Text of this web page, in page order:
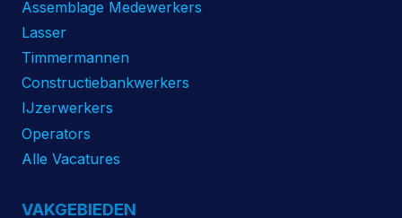
Assemblage Medewerkers
Lasser
Timmermannen
Constructiebankwerkers
IJzerwerkers
Operators
Alle Vacatures
VAKGEBIEDEN